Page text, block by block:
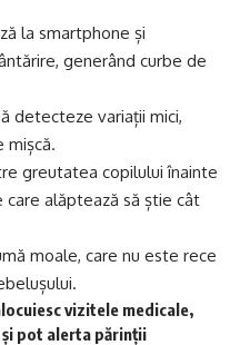
la smartphone și
generând curbe de
detecteze variații mici,
mișcă.
greutatea copilului înainte
care alăptează să știe cât
moale, care nu este rece
vizitele medicale,
pot alerta părinții